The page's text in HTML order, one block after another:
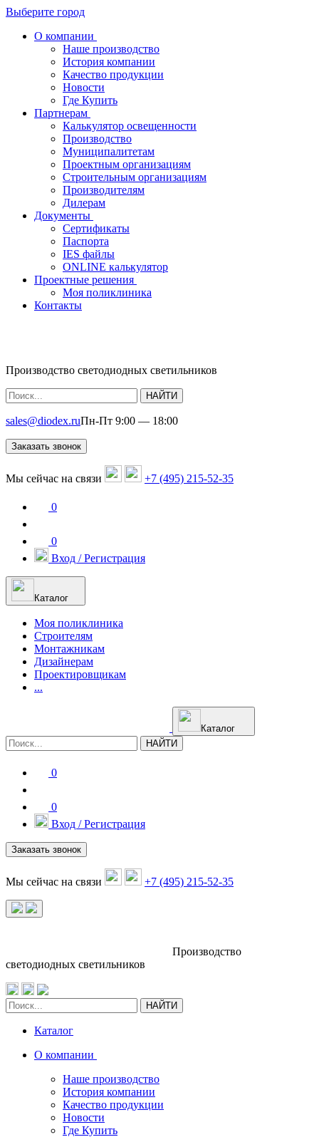
Выберите город
О компании
Наше производство
История компании
Качество продукции
Новости
Где Купить
Партнерам
Калькулятор освещенности
Производство
Муниципалитетам
Проектным организациям
Строительным организациям
Производителям
Дилерам
Документы
Сертификаты
Паспорта
IES файлы
ONLINE калькулятор
Проектные решения
Моя поликлиника
Контакты
Производство светодиодных светильников
НАЙТИ
sales@diodex.ruПн-Пт 9:00 — 18:00
Заказать звонок
Мы сейчас на связи +7 (495) 215-52-35
0
0
Вход / Регистрация
Каталог
Моя поликлиника
Строителям
Монтажникам
Дизайнерам
Проектировщикам
...
Каталог
НАЙТИ
0
0
Вход / Регистрация
Заказать звонок
Мы сейчас на связи +7 (495) 215-52-35
Производство
светодиодных светильников
НАЙТИ
Каталог
О компании
Наше производство
История компании
Качество продукции
Новости
Где Купить